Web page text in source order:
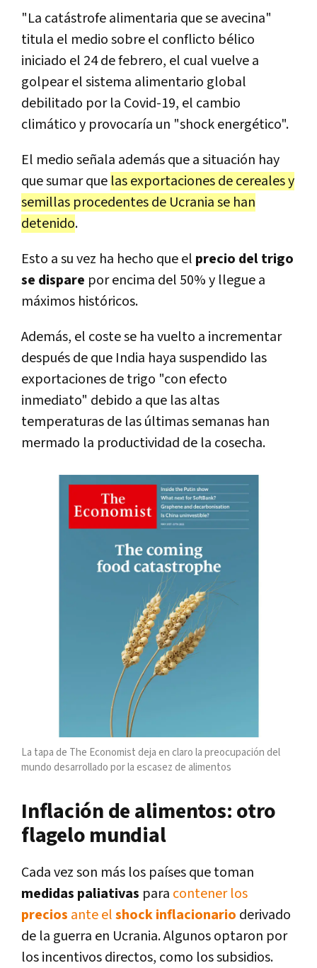
"La catástrofe alimentaria que se avecina"
titula el medio sobre el conflicto bélico
iniciado el 24 de febrero, el cual vuelve a
golpear el sistema alimentario global
debilitado por la Covid-19, el cambio
climático y provocaría un "shock energético".
El medio señala además que a situación hay
que sumar que las exportaciones de cereales y
semillas procedentes de Ucrania se han
detenido.
Esto a su vez ha hecho que el precio del trigo
se dispare por encima del 50% y llegue a
máximos históricos.
Además, el coste se ha vuelto a incrementar
después de que India haya suspendido las
exportaciones de trigo "con efecto
inmediato" debido a que las altas
temperaturas de las últimas semanas han
mermado la productividad de la cosecha.
La tapa de The Economist deja en claro la preocupación del
mundo desarrollado por la escasez de alimentos
Inflación de alimentos: otro
flagelo mundial
Cada vez son más los países que toman
medidas paliativas para contener los
precios ante elshock inflacionario derivado
de la guerra en Ucrania. Algunos optaron por
los incentivos directos, como los subsidios.